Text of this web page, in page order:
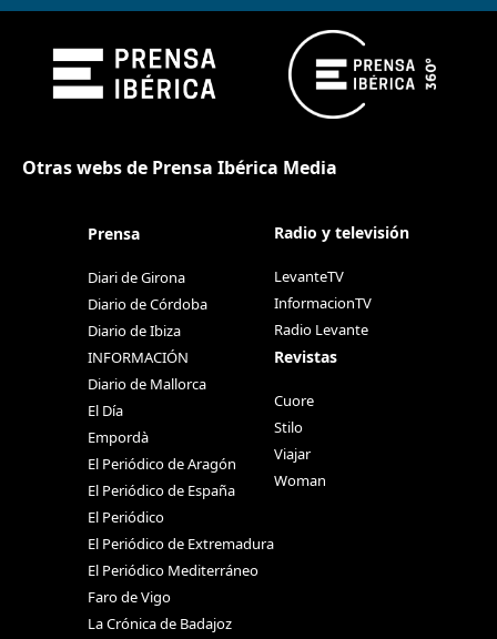
Otras webs de Prensa Ibérica Media
Prensa
Diari de Girona
Diario de Córdoba
Diario de Ibiza
INFORMACIÓN
Diario de Mallorca
El Día
Empordà
El Periódico de Aragón
El Periódico de España
El Periódico
El Periódico de Extremadura
El Periódico Mediterráneo
Faro de Vigo
La Crónica de Badajoz
Radio y televisión
LevanteTV
InformacionTV
Radio Levante
Revistas
Cuore
Stilo
Viajar
Woman